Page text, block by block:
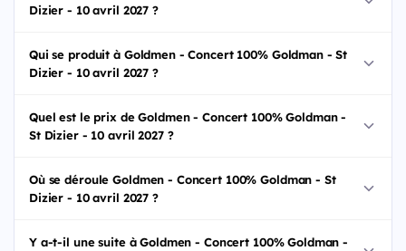
Dizier - 10 avril 2027 ?
Qui se produit à Goldmen - Concert 100% Goldman - St
Dizier - 10 avril 2027 ?
Quel est le prix de Goldmen - Concert 100% Goldman -
St Dizier - 10 avril 2027 ?
Où se déroule Goldmen - Concert 100% Goldman - St
Dizier - 10 avril 2027 ?
Y a-t-il une suite à Goldmen - Concert 100% Goldman -